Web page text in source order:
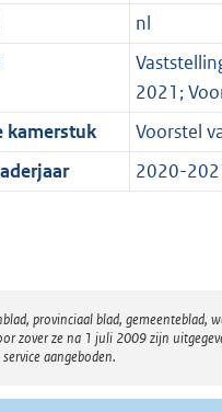
nl
2021;
kamerstuk
Voorstel
2020-
provinciaal blad,
zover ze na 1 juli 2009 zijn
aangeboden.